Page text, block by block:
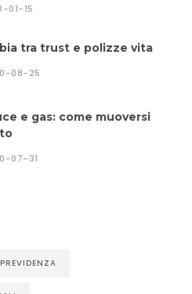
01-15
tra trust e polizze vita
08-25
e gas: come muoversi
07-31